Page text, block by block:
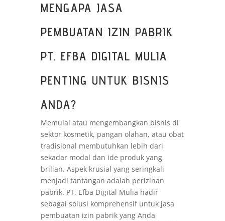
MENGAPA JASA
PEMBUATAN IZIN PABRIK
PT. EFBA DIGITAL MULIA
PENTING UNTUK BISNIS
ANDA?
Memulai atau mengembangkan bisnis di
sektor kosmetik, pangan olahan, atau obat
tradisional membutuhkan lebih dari
sekadar modal dan ide produk yang
brilian. Aspek krusial yang seringkali
menjadi tantangan adalah perizinan
pabrik. PT. Efba Digital Mulia hadir
sebagai solusi komprehensif untuk jasa
pembuatan izin pabrik yang Anda